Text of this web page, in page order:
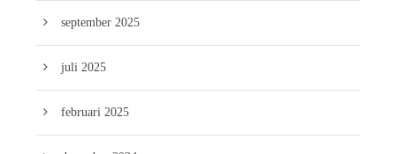
september 2025
juli 2025
februari 2025